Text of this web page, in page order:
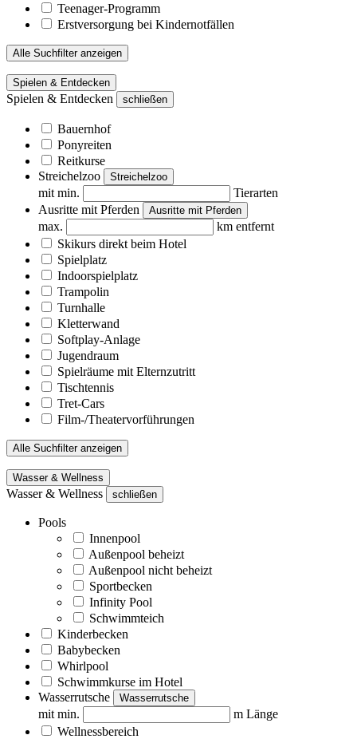
Teenager-Programm
Erstversorgung bei Kindernotfällen
Alle Suchfilter anzeigen
Spielen & Entdecken
Spielen & Entdecken schließen
Bauernhof
Ponyreiten
Reitkurse
Streichelzoo
Streichelzoo
mit min.
Tierarten
Ausritte mit Pferden
Ausritte mit Pferden
max.
km entfernt
Skikurs direkt beim Hotel
Spielplatz
Indoorspielplatz
Trampolin
Turnhalle
Kletterwand
Softplay-Anlage
Jugendraum
Spielräume mit Elternzutritt
Tischtennis
Tret-Cars
Film-/Theatervorführungen
Alle Suchfilter anzeigen
Wasser & Wellness
Wasser & Wellness schließen
Pools
Innenpool
Außenpool beheizt
Außenpool nicht beheizt
Sportbecken
Infinity Pool
Schwimmteich
Kinderbecken
Babybecken
Whirlpool
Schwimmkurse im Hotel
Wasserrutsche
Wasserrutsche
mit min.
m Länge
Wellnessbereich